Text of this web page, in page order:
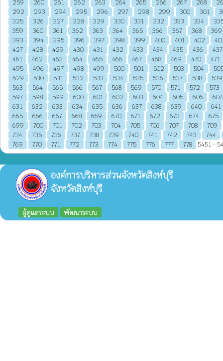
259
260 261 262 263 264 265 266 267 268
292
293 294 295 296 297 298 299 300 301
325
326 327 328 329 330 331 332 333 334
359
360 361 362 363 364 365 366 367 368
369
393
394 395 396 397 398 399 400 401 402
427
428 429 430 431 432 433 434 435 436
437
461
462 463 464 465 466 467 468 469 470
471
495
496 497 498 499 500 501 502 503 504
529
530 531 532 533 534 535 536 537 538
539
563
564 565 566 567 568 569 570 571 572
573
597
598 599 600 601 602 603 604 605 606
607
631
632 633 634 635 636 637 638 639 640
641
665
666 667 668 669 670 671 672 673 674
675
699
700 701 702 703 704 705 706 707 708
709
734
735 736 737 738 739 740 741 742 743
744
769
770 771 772 773 774 775 776 777 778 5451 -
องค์การบริหารส่วนจังหวัดสิงห์บุรี
จังหวัดสิงห์บุรี
ผู้ดูแลระบบ พัฒนาระบบ